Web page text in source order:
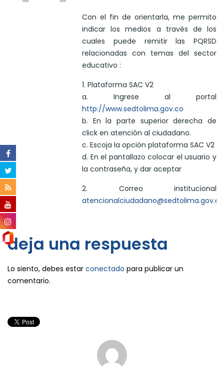
Con el fin de orientarla, me permito
indicar los medios a través de los
cuales puede remitir las PQRSD
relacionadas con temas del sector
educativo :
1. Plataforma SAC V2
a. Ingrese al portal
http://www.sedtolima.gov.co
b. En la parte superior derecha de
click en atención al ciudadano.
c. Escoja la opción plataforma SAC V2
d. En el pantallazo colocar el usuario y
la contraseña, y dar aceptar
2. Correo institucional
atencionalciudadano@sedtolima.gov.co
deja una respuesta
Lo siento, debes estar conectado para publicar un
comentario.